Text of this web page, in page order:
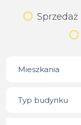
Sprzedaż